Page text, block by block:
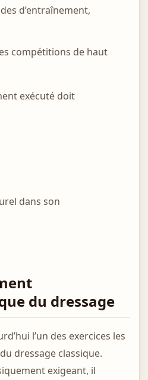
d’entraînement,
compétitions de haut
exécuté doit
dans son
du dressage
l’un des exercices les
dressage classique.
exigeant, il